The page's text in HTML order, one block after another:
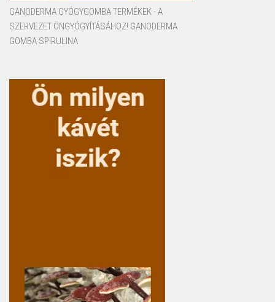
GANODERMA GYÓGYGOMBA TERMÉKEK - A
SZERVEZET ÖNGYÓGYÍTÁSÁHOZ! GANODERMA
GOMBA SPIRULINA